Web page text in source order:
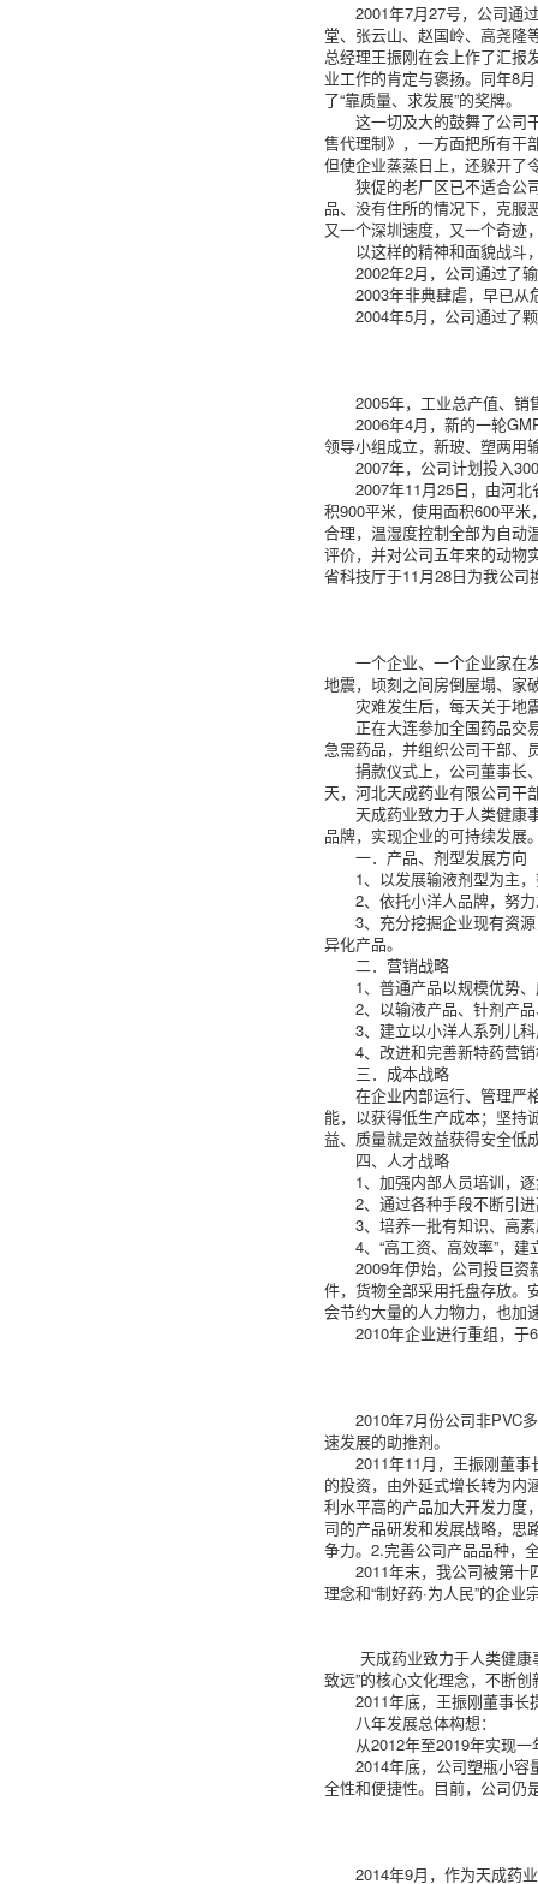
2001年7月27号，公司通
堂、张云山、赵国岭、高尧隆
总经理王振刚在会上作了汇报
业工作的肯定与褒扬。同年8
了“靠质量、求发展”的奖牌。
这一切及大的鼓舞了公司
售代理制》，一方面把所有干
但使企业蒸蒸日上，还躲开了
狭促的老厂区已不适合公
品、没有住所的情况下，克服
又一个深圳速度，又一个奇迹
以这样的精神和面貌战斗
2002年2月，公司通过了
2003年非典肆虐，早已
2004年5月，公司通过了
2005年，工业总产值、销
2006年4月，新的一轮
领导小组成立，新玻、塑两用
2007年，公司计划投入
2007年11月25日，由河
积900平米，使用面积600平
合理，温湿度控制全部为自动
评价，并对公司五年来的动物
省科技厅于11月28日为我公
一个企业、一个企业家在
地震，顷刻之间房倒屋塌、家
灾难发生后，每天关于地
正在大连参加全国药品交
急需药品，并组织公司干部、
捐款仪式上，公司董事长
天，河北天成药业有限公司干
天成药业致力于人类健康
品牌，实现企业的可持续发展
一．产品、剂型发展方向
1、以发展输液剂型为主
2、依托小洋人品牌，努
3、充分挖掘企业现有资
异化产品。
二．营销战略
1、普通产品以规模优势
2、以输液产品、针剂产
3、建立以小洋人系列儿
4、改进和完善新特药营
三．成本战略
在企业内部运行、管理严
能，以获得低生产成本；坚持
益、质量就是效益获得安全低
四、人才战略
1、加强内部人员培训，
2、通过各种手段不断引
3、培养一批有知识、高
4、“高工资、高效率”，
2009年伊始，公司投巨资
件，货物全部采用托盘存放。
会节约大量的人力物力，也加
2010年企业进行重组，于
2010年7月份公司非PVC
速发展的助推剂。
2011年11月，王振刚董
的投资，由外延式增长转为内
利水平高的产品加大开发力度
司的产品研发和发展战略，思
争力。2.完善公司产品品种，
2011年末，我公司被第十
理念和“制好药·为人民”的企
天成药业致力于人类健康
致远”的核心文化理念，不断
2011年底，王振刚董事长
八年发展总体构想：
从2012年至2019年实现
2014年底，公司塑瓶小
全性和便捷性。目前，公司仍
2014年9月，作为天成药